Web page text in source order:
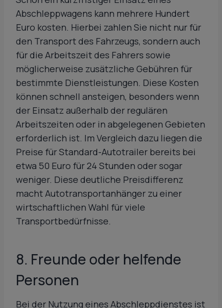
Abschleppwagens kann mehrere Hundert
Euro kosten. Hierbei zahlen Sie nicht nur für
den Transport des Fahrzeugs, sondern auch
für die Arbeitszeit des Fahrers sowie
möglicherweise zusätzliche Gebühren für
bestimmte Dienstleistungen. Diese Kosten
können schnell ansteigen, besonders wenn
der Einsatz außerhalb der regulären
Arbeitszeiten oder in abgelegenen Gebieten
erforderlich ist. Im Vergleich dazu liegen die
Preise für Standard-Autotrailer bereits bei
etwa 50 Euro für 24 Stunden oder sogar
weniger. Diese deutliche Preisdifferenz
macht Autotransportanhänger zu einer
wirtschaftlichen Wahl für viele
Transportbedürfnisse.
8. Freunde oder helfende
Personen
Bei der Nutzung eines Abschleppdienstes ist